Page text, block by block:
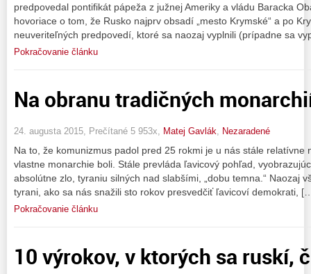
predpovedal pontifikát pápeža z južnej Ameriky a vládu Baracka
hovoriace o tom, že Rusko najprv obsadí „mesto Krymské“ a po
neuveriteľných predpovedí, ktoré sa naozaj vyplnili (prípadne sa
Pokračovanie článku
Na obranu tradičných
24. augusta 2015, Prečítané 5 953x, Matej Gavlák Nezaradené
Na to, že komunizmus padol pred 25 rokmi je u nás stále relatívne
vlastne monarchie boli. Stále prevláda ľavicový pohľad,
absolútne zlo, tyraniu silných nad slabšími, „dobu temna.“ Naozaj
tyrani, ako sa nás snažili sto rokov presvedčiť ľavicoví demokrati,
Pokračovanie článku
10 výrokov, v ktorých sa ruskí,